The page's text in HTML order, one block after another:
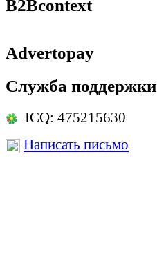
B2Bcontext
Advertopay
Служба поддержки
ICQ: 475215630
Написать письмо